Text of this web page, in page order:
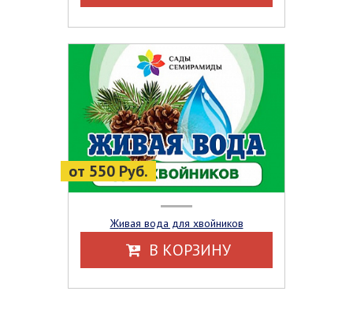
от 550 Руб.
Живая вода для хвойников
В КОРЗИНУ